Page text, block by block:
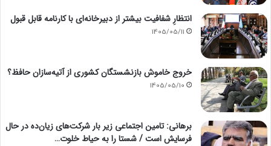
انتظارِ شفافیت بیشتر از دبیرخانه‌ای با کارنامه قابل قبول
1405/05/11
خروج خاموش بازنشستگان کشوری از آتیه‌سازان حافظ؟
1405/05/10
برهانی: تامین اجتماعی زیر بار شرکت‌های زیان‌ده در حال
فرسایش است / شستا را به حیاط خلوت…